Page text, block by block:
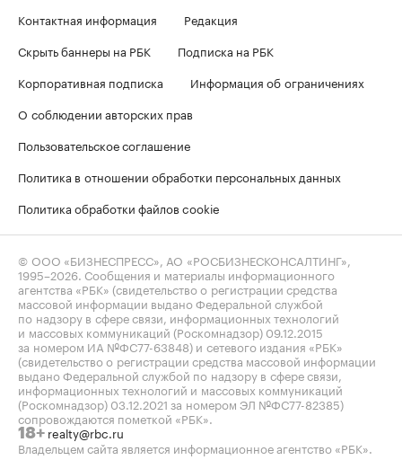
Контактная информация
Редакция
Скрыть баннеры на РБК
Подписка на РБК
Корпоративная подписка
Информация об ограничениях
О соблюдении авторских прав
Пользовательское соглашение
Политика в отношении обработки персональных данных
Политика обработки файлов cookie
© ООО «БИЗНЕСПРЕСС», АО «РОСБИЗНЕСКОНСАЛТИНГ»,
1995–2026 . Сообщения и материалы информационного
агентства «РБК» (свидетельство о регистрации средства
массовой информации выдано Федеральной службой
по надзору в сфере связи, информационных технологий
и массовых коммуникаций (Роскомнадзор) 09.12.2015
за номером ИА №ФС77-63848) и сетевого издания «РБК»
(свидетельство о регистрации средства массовой информации
выдано Федеральной службой по надзору в сфере связи,
информационных технологий и массовых коммуникаций
(Роскомнадзор) 03.12.2021 за номером ЭЛ №ФС77-82385)
сопровождаются пометкой «РБК».
18+ realty@rbc.ru
Владельцем сайта является информационное агентство «РБК».